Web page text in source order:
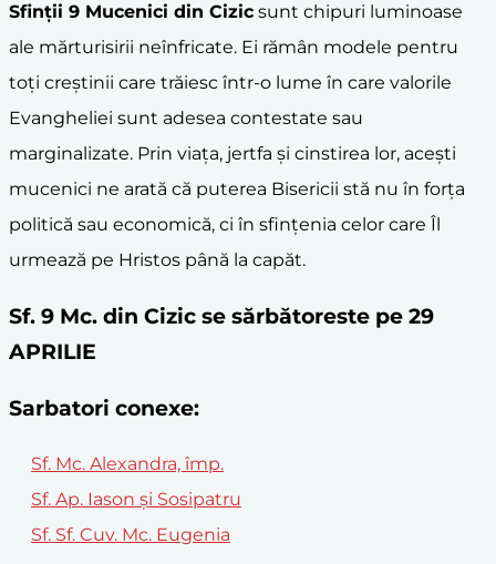
Sfinții 9 Mucenici din Cizic sunt chipuri luminoase
ale mărturisirii neînfricate. Ei rămân modele pentru
toți creștinii care trăiesc într-o lume în care valorile
Evangheliei sunt adesea contestate sau
marginalizate. Prin viața, jertfa și cinstirea lor, acești
mucenici ne arată că puterea Bisericii stă nu în forța
politică sau economică, ci în sfințenia celor care Îl
urmează pe Hristos până la capăt.
Sf. 9 Mc. din Cizic se sărbătoreste pe 29
APRILIE
Sarbatori conexe:
Sf. Mc. Alexandra, împ.
Sf. Ap. Iason și Sosipatru
Sf. Sf. Cuv. Mc. Eugenia